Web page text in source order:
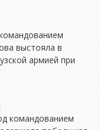
выстояла в
армией при
командованием